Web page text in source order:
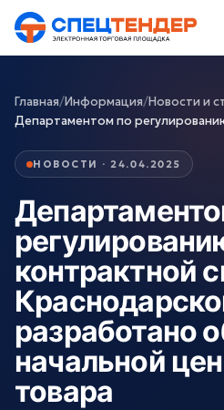
Главная/Информация/Новости и
Департаментом по
НОВОСТИ · 24.04.2025
контрактной
разработано
начальной
товара